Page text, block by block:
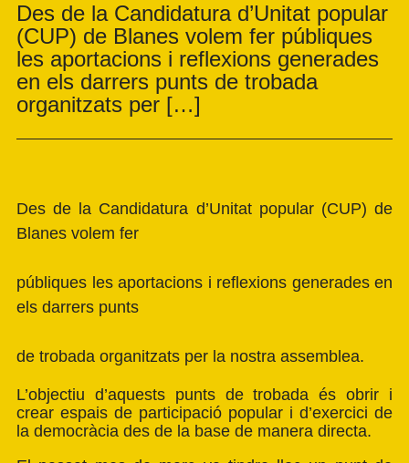
Des de la Candidatura d’Unitat popular
(CUP) de Blanes volem fer públiques
les aportacions i reflexions generades
en els darrers punts de trobada
organitzats per […]
Des de la Candidatura d’Unitat popular (CUP) de
Blanes volem fer
públiques les aportacions i reflexions generades en
els darrers punts
de trobada organitzats per la nostra assemblea.
L’objectiu d’aquests punts de trobada és obrir i
crear espais de participació popular i d’exercici de
la democràcia des de la base de manera directa.